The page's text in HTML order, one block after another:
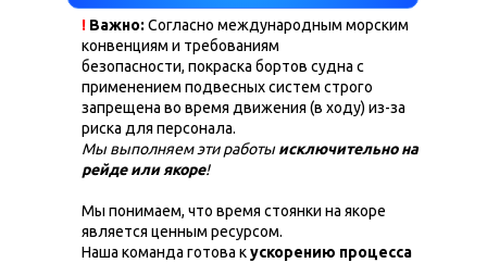
!Важно: Согласно международным морским
конвенциям и требованиям
безопасности, покраска бортов судна с
применением подвесных систем строго
запрещена во время движения (в ходу) из-за
риска для персонала.
Мы выполняем эти работыисключительно на
рейде или якоре!
Мы понимаем, что время стоянки на якоре
является ценным ресурсом.
Наша команда готова кускорению процесса